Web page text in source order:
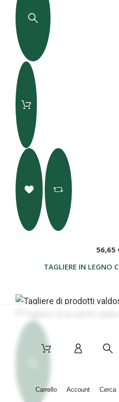
TAGLIERE IN LEGNO
56,65
Carrello Account Cerca